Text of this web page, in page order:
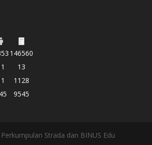
146560
13
1128
9545
Strada dan BINUS Edu